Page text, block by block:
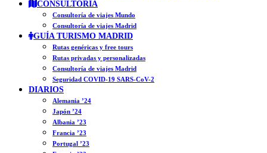
CONSULTORÍA
Consultoría de viajes Mundo
Consultoría de viajes Madrid
GUÍA TURISMO MADRID
Rutas genéricas y free tours
Rutas privadas y personalizadas
Consultoría de viajes Madrid
Seguridad COVID-19 SARS-CoV-2
DIARIOS
Alemania ’24
Japón ’24
Albania ’23
Francia ’23
Portugal ’23